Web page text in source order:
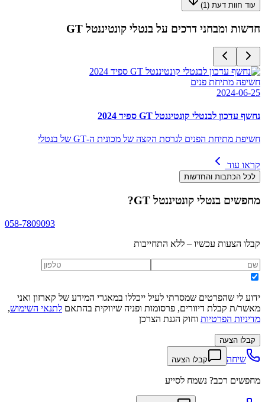
עוד חוות דעת (1
)
חדשות ומבחני דרכים על בנטלי קונטיננטל GT
חשיפה מתיחת פנים
2024-06-25
נחשף עדכון לבנטלי קונטיננטל GT ספיד 2024
חשיפת מתיחת הפנים לגרסת הקצה של מכונית ה-GT של בנטלי
קראו עוד
לכל הכתבות והחדשות
מחפשים בנטלי קונטיננטל GT ?
058-7809093
קבלו הצעות עכשיו – ללא התחייבות
ידוע לי שהפרטים שמסרתי לעיל ייכללו במאגרי המידע של קארזון ואני
מאשר/ת קבלת דיוורים, פרסומות ופניה שיווקית בהתאם לתנאי השימוש,
מדיניות הפרטיות וחוק הגנת הצרכן
קבלו הצעה
שיחה קבלו הצעה
מחפשים רכב? נשמח לסייע